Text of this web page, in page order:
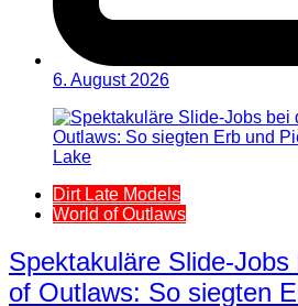
6. August 2026
Dirt Late Models
World of Outlaws
Spektakuläre Slide-
of Outlaws: So siegten